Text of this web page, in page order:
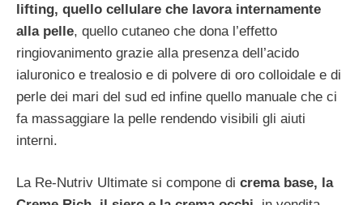
lifting, quello cellulare che lavora internamente
alla pelle, quello cutaneo che dona l’effetto
ringiovanimento grazie alla presenza dell’acido
ialuronico e trealosio e di polvere di oro colloidale e di
perle dei mari del sud ed infine quello manuale che ci
fa massaggiare la pelle rendendo visibili gli aiuti
interni.
La Re-Nutriv Ultimate si compone di crema base, la